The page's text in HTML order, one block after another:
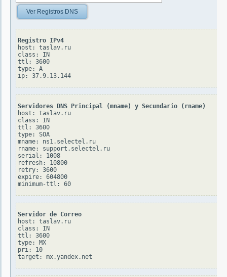
Ver Registros DNS
Registro IPv4
host: taslav.ru
class: IN
ttl: 3600
type: A
Servidores DNS Principal (mname) y Secundario (rname)
host: taslav.ru
class: IN
ttl: 3600
type: SOA
mname: ns1.selectel.ru
rname: support.selectel.ru
serial: 1008
refresh: 10800
retry: 3600
expire: 604800
Servidor de Correo
host: taslav.ru
class: IN
ttl: 3600
type: MX
pri: 10